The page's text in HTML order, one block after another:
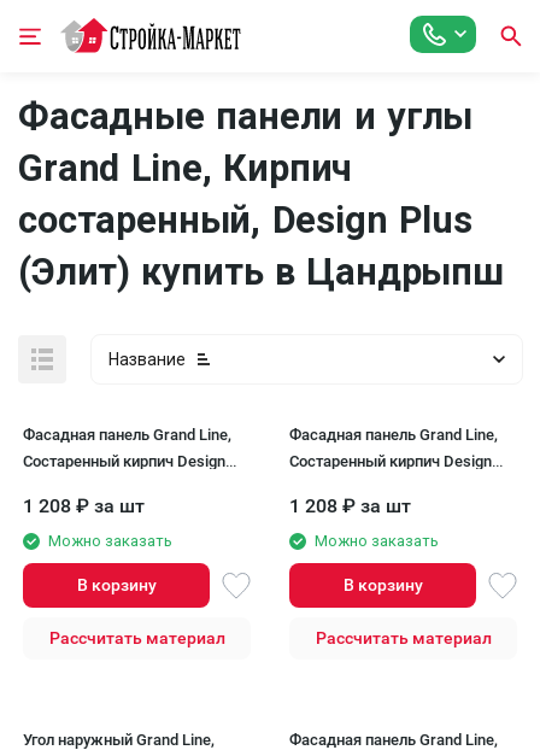
Фасадные панели и углы
Grand Line, Кирпич
состаренный, Design Plus
(Элит) купить в Цандрыпш
Название
Фасадная панель Grand Line,
Состаренный кирпич Design
1 208 ₽ за шт
Можно заказать
В корзину
Рассчитать материал
Фасадная панель Grand Line,
Состаренный кирпич Design
шов)
1 208 ₽ за шт
Можно заказать
В корзину
Рассчитать материал
Угол наружный Grand Line,
Фасадная панель Grand Line,